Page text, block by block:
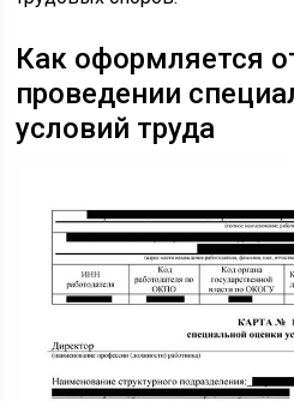
Как оформляется
проведении
условий труда